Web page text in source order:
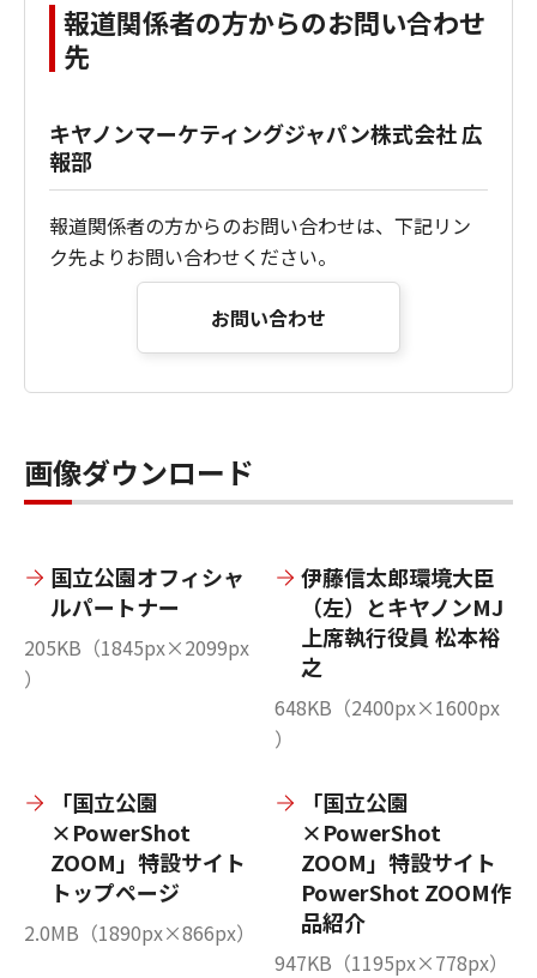
報道関係者の方からのお問い合わせ
先
キヤノンマーケティングジャパン株式会社 広
報部
報道関係者の方からのお問い合わせは、下記リン
ク先よりお問い合わせください。
お問い合わせ
画像ダウンロード
国立公園オフィシャ
ルパートナー
205KB（1845px×2099px
）
伊藤信太郎環境大臣
（左）とキヤノンMJ
上席執行役員 松本裕
之
648KB（2400px×1600px
）
「国立公園
×PowerShot
ZOOM」特設サイト
トップページ
2.0MB（1890px×866px）
「国立公園
×PowerShot
ZOOM」特設サイト
PowerShot ZOOM作
品紹介
947KB（1195px×778px）